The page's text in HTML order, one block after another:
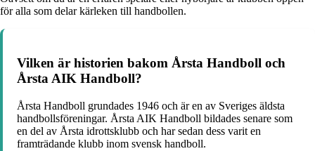
för alla som delar kärleken till handbollen.
Vilken är historien bakom Årsta Handboll och
Årsta AIK Handboll?
Årsta Handboll grundades 1946 och är en av Sveriges äldsta
handbollsföreningar. Årsta AIK Handboll bildades senare som
en del av Årsta idrottsklubb och har sedan dess varit en
framträdande klubb inom svensk handboll.